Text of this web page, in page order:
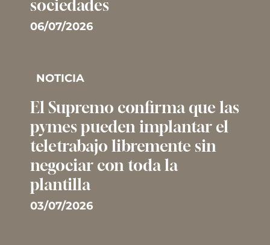
sociedades
06/07/2026
NOTICIA
El Supremo confirma que las
pymes pueden implantar el
teletrabajo libremente sin
negociar con toda la
plantilla
03/07/2026